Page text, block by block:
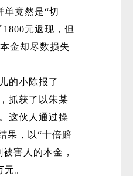
单竟然是“切
元返现，但
金却尽数损失
的小陈报了
抓获了以朱某
这伙人通过操
果，以“十倍赔
害人的本金，
。